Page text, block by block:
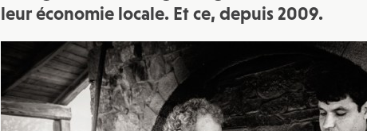
leur économie locale. Et ce, depuis 2009.